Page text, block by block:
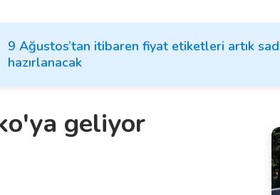
9 Ağustos’tan itibaren fiyat etiketleri artık
hazırlanacak
geliyor